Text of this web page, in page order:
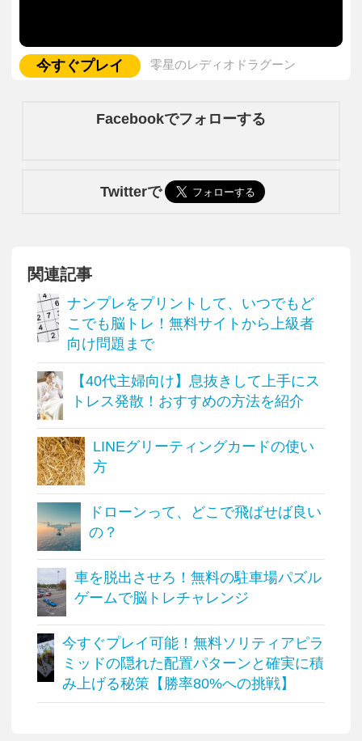
今すぐプレイ 零星のレディオドラグーン
Facebookでフォローする
Twitterで
関連記事
ナンプレをプリントして、いつでもど
こでも脳トレ！無料サイトから上級者
向け問題まで
【40代主婦向け】息抜きして上手にス
トレス発散！おすすめの方法を紹介
LINEグリーティングカードの使い
方
ドローンって、どこで飛ばせば良い
の？
車を脱出させろ！無料の駐車場パズル
ゲームで脳トレチャレンジ
今すぐプレイ可能！無料ソリティアピラ
ミッドの隠れた配置パターンと確実に積
み上げる秘策【勝率80%への挑戦】